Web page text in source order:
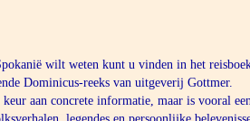
wilt weten kunt u vinden in het
Dominicus-reeks van uitgeverij Gottmer.
aan concrete informatie, maar is vooral